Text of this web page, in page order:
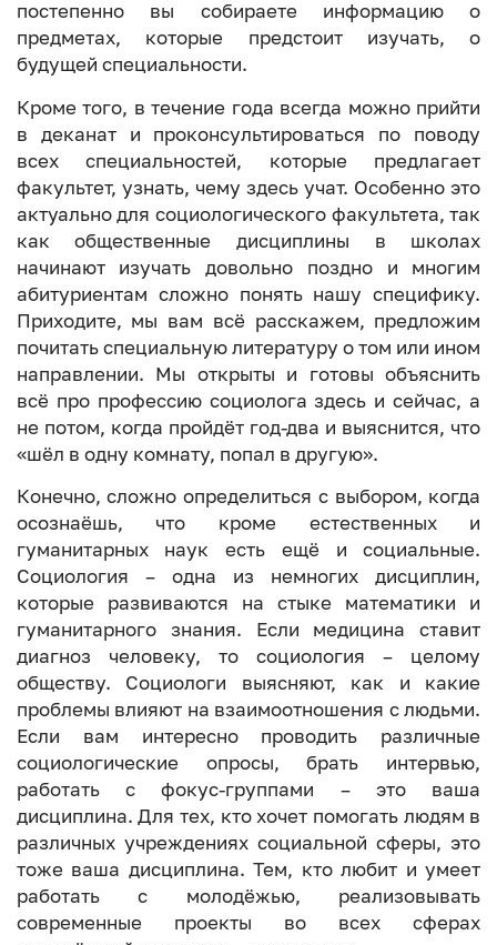
постепенно вы собираете информацию о
предметах, которые предстоит изучать, о
будущей специальности.
Кроме того, в течение года всегда можно прийти
в деканат и проконсультироваться по поводу
всех специальностей, которые предлагает
факультет, узнать, чему здесь учат. Особенно это
актуально для социологического факультета, так
как общественные дисциплины в школах
начинают изучать довольно поздно и многим
абитуриентам сложно понять нашу специфику.
Приходите, мы вам всё расскажем, предложим
почитать специальную литературу о том или ином
направлении. Мы открыты и готовы объяснить
всё про профессию социолога здесь и сейчас, а
не потом, когда пройдёт год-два и выяснится, что
«шёл в одну комнату, попал в другую».
Конечно, сложно определиться с выбором, когда
осознаёшь, что кроме естественных и
гуманитарных наук есть ещё и социальные.
Социология – одна из немногих дисциплин,
которые развиваются на стыке математики и
гуманитарного знания. Если медицина ставит
диагноз человеку, то социология – целому
обществу. Социологи выясняют, как и какие
проблемы влияют на взаимоотношения с людьми.
Если вам интересно проводить различные
социологические опросы, брать интервью,
работать с фокус-группами – это ваша
дисциплина. Для тех, кто хочет помогать людям в
различных учреждениях социальной сферы, это
тоже ваша дисциплина. Тем, кто любит и умеет
работать с молодёжью, реализовывать
современные проекты во всех сферах